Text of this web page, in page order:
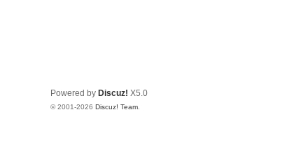
Powered by Discuz! X5.0
© 2001-2026 Discuz! Team